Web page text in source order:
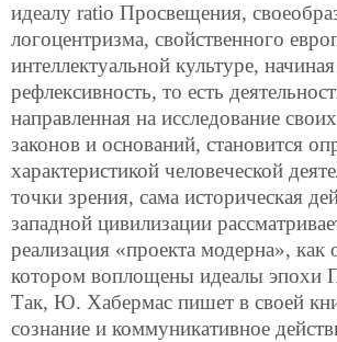
идеалу ratio Просвещения,
логоцентризма, свойственного
интеллектуальной культуре,
рефлексивность, то есть
направленная на исследование
законов и оснований, становится
характеристикой человеческой
точки зрения, сама историческая
западной цивилизации
реализация «проекта модерна», как
котором воплощены идеалы эпохи
Так, Ю. Хабермас пишет в своей
сознание и коммуникативное